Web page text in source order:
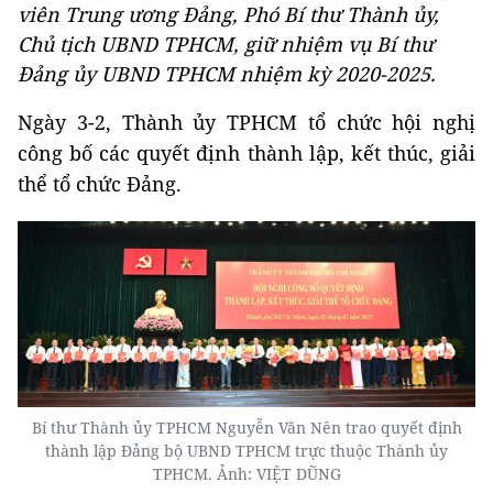
viên Trung ương Đảng, Phó Bí thư Thành ủy,
Chủ tịch UBND TPHCM, giữ nhiệm vụ Bí thư
Đảng ủy UBND TPHCM nhiệm kỳ 2020-2025.
Ngày 3-2, Thành ủy TPHCM tổ chức hội nghị
công bố các quyết định thành lập, kết thúc, giải
thể tổ chức Đảng.
Bí thư Thành ủy TPHCM Nguyễn Văn Nên trao quyết định
thành lập Đảng bộ UBND TPHCM trực thuộc Thành ủy
TPHCM. Ảnh: VIỆT DŨNG